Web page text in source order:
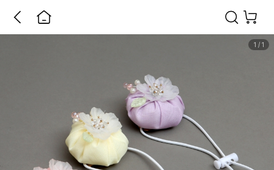
1 / 1